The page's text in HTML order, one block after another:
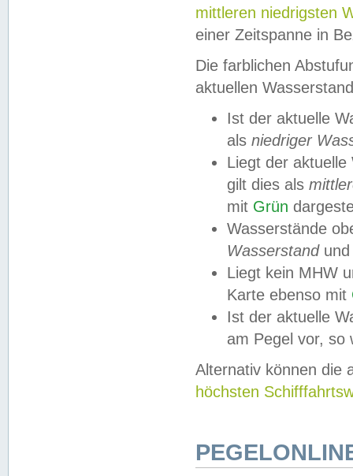
mittleren niedrigsten
einer Zeitspanne in
Die farblichen
aktuellen
Ist der aktuelle
als niedriger
Liegt der
gilt dies als
mit Grün
Wasserstände
Wasserstandund
Liegt kein MHW
Karte ebenso mit
Ist der aktuelle
am Pegel vor,
Alternativ können die
höchsten